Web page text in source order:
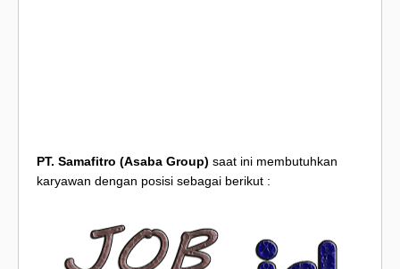
PT. Samafitro (Asaba Group) saat ini membutuhkan
karyawan dengan posisi sebagai berikut :